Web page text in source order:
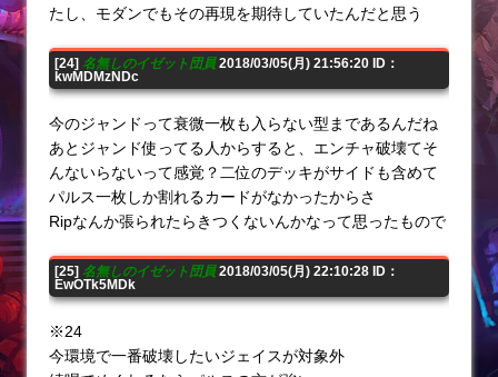
たし、モダンでもその再現を期待していたんだと思う
[24] 名無しのイゼット団員2018/03/05(月) 21:56:20 ID：
kwMDMzNDc
今のジャンドって衰微一枚も入らない型まであるんだね
あとジャンド使ってる人からすると、エンチャ破壊てそ
んないらないって感覚？二位のデッキがサイドも含めて
パルス一枚しか割れるカードがなかったからさ
Ripなんか張られたらきつくないんかなって思ったもので
[25] 名無しのイゼット団員2018/03/05(月) 22:10:28 ID：
EwOTk5MDk
※24
今環境で一番破壊したいジェイスが対象外